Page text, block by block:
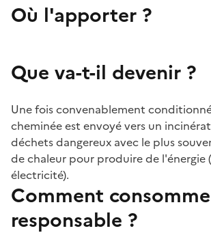
Où l'apporter ?
Que va-t-il devenir ?
Une fois convenablement
cheminée est envoyé vers un
déchets dangereux avec le plus
de chaleur pour produire de l'énergie
électricité).
Comment
responsable ?